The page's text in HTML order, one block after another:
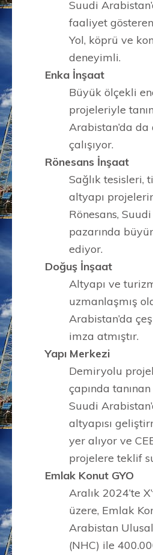
Suudi
faaliyet
Yol, köprü ve
deneyimli.
Enka İnşaat
Büyük ölçekli
projeleriyle
Arabistan’da
çalışıyor.
Rönesans İnşaat
Sağlık tesisleri,
altyapı
Rönesans,
pazarında
ediyor.
Doğuş İnşaat
Altyapı ve
uzmanlaşmış
Arabistan’da
imza atmıştır.
Yapı Merkezi
Demiryolu
çapında
Suudi
altyapısı
yer alıyor ve
projelere teklif
Emlak Konut GYO
Aralık 2024’te
üzere, Emlak
Arabistan
(NHC) ile